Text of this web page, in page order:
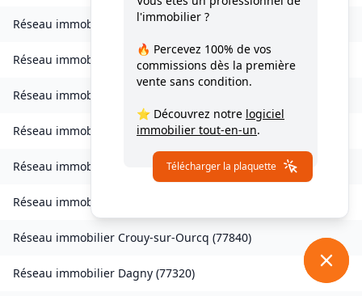
Réseau immobilier Chessy(77700)
Réseau immobilier Combs-la-Ville(77380)
Réseau immobilier
Réseau immobilier Condé-Sainte-Libiaire(77450
Réseau immobilier Coupvray(77700)
Réseau immobilier
Réseau immobilier Crouy-sur-Ourcq (77840)
Réseau immobilier Dagny (77320)
l'immobilier ?
🔥 Percevez 100% de vos
commissions dès la première
vente sans condition.
⭐ Découvrez notre logiciel
immobilier tout-en-un.
Télécharger la plaquette